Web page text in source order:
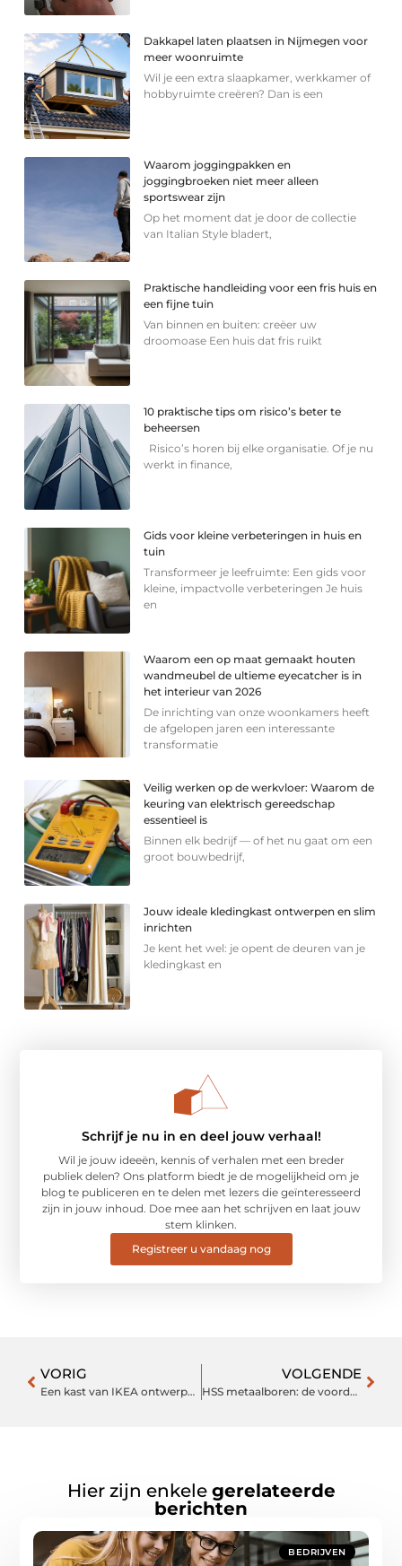
Dakkapel laten plaatsen in Nijmegen voor
meer woonruimte
Wil je een extra slaapkamer, werkkamer of
hobbyruimte creëren? Dan is een
Waarom joggingpakken en
joggingbroeken niet meer alleen
sportswear zijn
Op het moment dat je door de collectie
van Italian Style bladert,
Praktische handleiding voor een fris huis en
een fijne tuin
Van binnen en buiten: creëer uw
droomoase Een huis dat fris ruikt
10 praktische tips om risico’s beter te
beheersen
Risico’s horen bij elke organisatie. Of je nu
werkt in finance,
Gids voor kleine verbeteringen in huis en
tuin
Transformeer je leefruimte: Een gids voor
kleine, impactvolle verbeteringen Je huis
en
Waarom een op maat gemaakt houten
wandmeubel de ultieme eyecatcher is in
het interieur van 2026
De inrichting van onze woonkamers heeft
de afgelopen jaren een interessante
transformatie
Veilig werken op de werkvloer: Waarom de
keuring van elektrisch gereedschap
essentieel is
Binnen elk bedrijf — of het nu gaat om een
groot bouwbedrijf,
Jouw ideale kledingkast ontwerpen en slim
inrichten
Je kent het wel: je opent de deuren van je
kledingkast en
Schrijf je nu in en deel jouw verhaal!
Wil je jouw ideeën, kennis of verhalen met een breder
publiek delen? Ons platform biedt je de mogelijkheid om je
blog te publiceren en te delen met lezers die geïnteresseerd
zijn in jouw inhoud. Doe mee aan het schrijven en laat jouw
stem klinken.
Registreer u vandaag nog
VORIG
Een kast van IKEA ontwerpen van de lijn PAX
VOLGENDE
HSS metaalboren: de voordelen en toepassingen
Hier zijn enkele gerelateerde
berichten
BEDRIJVEN